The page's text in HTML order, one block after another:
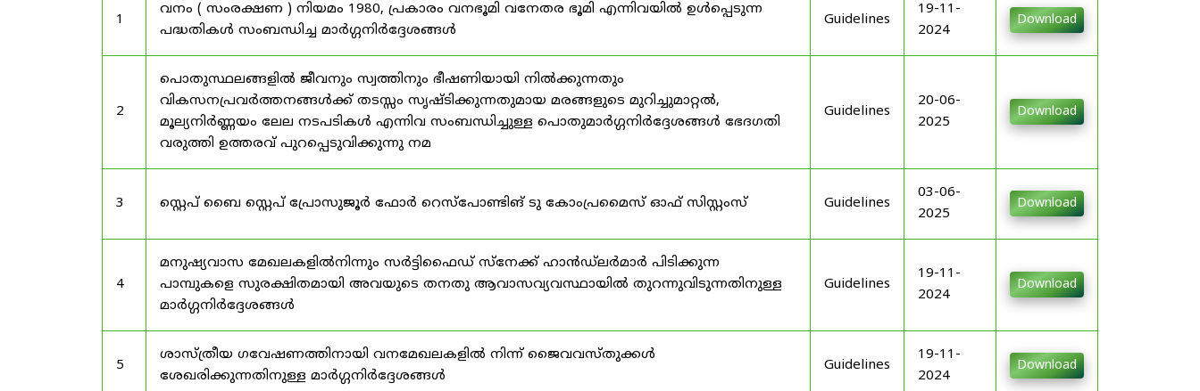
1
വനം ( സംരക്ഷണ ) നിയമം 1980, പ്രകാരം വനഭൂമി വനേതര ഭൂമി എന്നിവയിൽ ഉൾപ്പെടുന്ന
പദ്ധതികൾ സംബന്ധിച്ച മാർഗ്ഗനിർദ്ദേശങ്ങൾ
Guidelines
19-11-
2024
Download
2
പൊതുസ്ഥലങ്ങളിൽ ജീവനും സ്വത്തിനും ഭീഷണിയായി നിൽക്കുന്നതും
വികസനപ്രവർത്തനങ്ങൾക്ക് തടസ്സം സൃഷ്ടിക്കുന്നതുമായ മരങ്ങളുടെ മുറിച്ചുമാറ്റൽ,
മൂല്യനിർണ്ണയം ലേല നടപടികൾ എന്നിവ സംബന്ധിച്ചുള്ള പൊതുമാർഗ്ഗനിർദ്ദേശങ്ങൾ ഭേദഗതി
വരുത്തി ഉത്തരവ് പുറപ്പെടുവിക്കുന്നു നമ
Guidelines
20-06-
2025
Download
3 സ്റ്റെപ് ബൈ സ്റ്റെപ് പ്രോസുജൂർ ഫോർ റെസ്‌പോണ്ടിങ് ടു കോംപ്രമൈസ് ഓഫ് സിസ്റ്റംസ് Guidelines
03-06-
2025
Download
4
മനുഷ്യവാസ മേഖലകളിൽനിന്നും സർട്ടിഫൈഡ് സ്നേക്ക് ഹാൻഡ്‌ലർമാർ പിടിക്കുന്ന
പാമ്പുകളെ സുരക്ഷിതമായി അവയുടെ തനതു ആവാസവ്യവസ്ഥായിൽ തുറന്നുവിടുന്നതിനുള്ള
മാർഗ്ഗനിർദ്ദേശങ്ങൾ
Guidelines
19-11-
2024
Download
5
ശാസ്ത്രീയ ഗവേഷണത്തിനായി വനമേഖലകളിൽ നിന്ന് ജൈവവസ്തുക്കൾ
ശേഖരിക്കുന്നതിനുള്ള മാർഗ്ഗനിർദ്ദേശങ്ങൾ
Guidelines
19-11-
2024
Download